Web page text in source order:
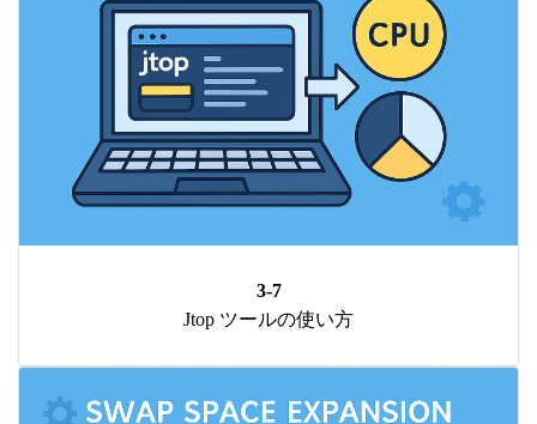
3-7
Jtop ツールの使い方